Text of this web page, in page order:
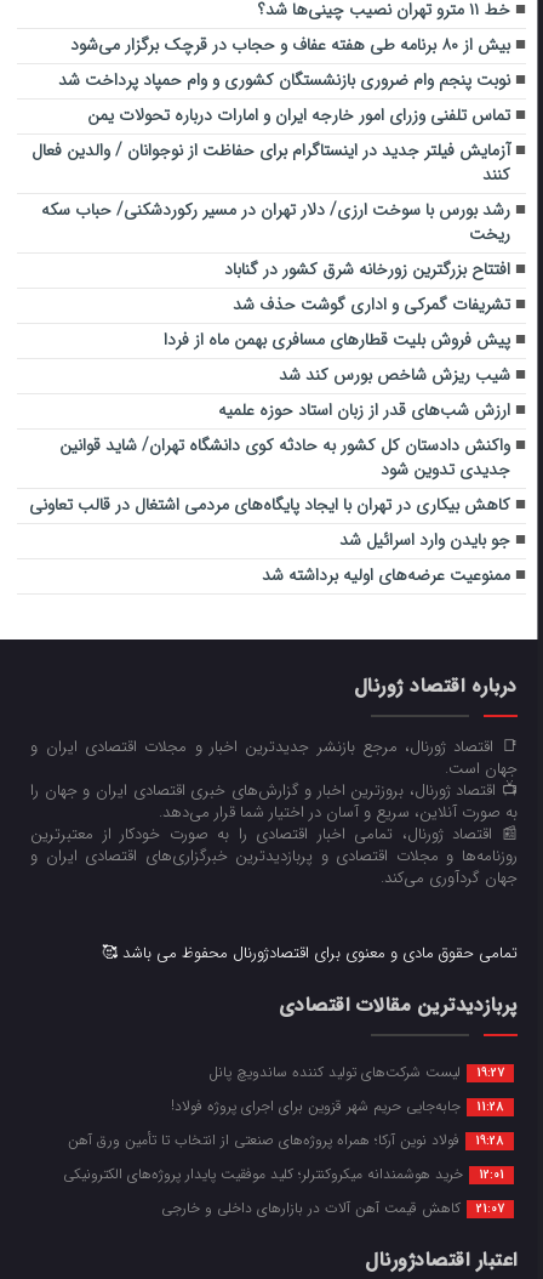
خط ۱۱ مترو تهران نصیب چینی‌ها شد؟
بیش از ۸۰ برنامه طی هفته عفاف و حجاب در قرچک برگزار می‌شود
نوبت پنجم وام ضروری بازنشستگان کشوری و وام حمپاد پرداخت شد
تماس تلفنی وزرای امور خارجه ایران و امارات درباره تحولات یمن
آزمایش فیلتر جدید در اینستاگرام برای حفاظت از نوجوانان / والدین فعال
کنند
رشد بورس با سوخت ارزی/ دلار تهران در مسیر رکوردشکنی/ حباب سکه
ریخت
افتتاح بزرگترین زورخانه شرق کشور در گناباد
تشریفات گمرکی و اداری گوشت حذف شد
پیش فروش بلیت‌ قطارهای مسافری بهمن ماه از فردا
شیب ریزش شاخص بورس کند شد
ارزش شب‌های قدر از زبان استاد حوزه علمیه
واکنش دادستان کل کشور به حادثه کوی دانشگاه تهران/ شاید قوانین
جدیدی تدوین شود
کاهش بیکاری در تهران با ایجاد پایگاه‌های مردمی اشتغال در قالب تعاونی
جو بایدن وارد اسرائیل شد
ممنوعیت عرضه‌های اولیه برداشته شد
درباره اقتصاد ژورنال
📑 اقتصاد ژورنال، مرجع بازنشر جدیدترین اخبار و مجلات اقتصادی ایران و
جهان است.
📺 اقتصاد ژورنال، بروزترین اخبار و گزارش‌های خبری اقتصادی ایران و جهان را
به صورت آنلاین، سریع و آسان در اختیار شما قرار می‌‌دهد.
📰 اقتصاد ژورنال، تمامی اخبار اقتصادی را به صورت خودکار از معتبرترین
روزنامه‌ها و مجلات اقتصادی و پربازدیدترین خبرگزاری‌های اقتصادی ایران و
جهان گردآوری می‌کند.
تمامی حقوق مادی و معنوی برای اقتصادژورنال محفوظ می باشد 🥰
پربازدیدترین مقالات اقتصادی
19:27 لیست شرکت‌های تولید کننده ساندویچ پانل
11:28 جابه‌جایی حریم شهر قزوین برای اجرای پروژه فولاد!
19:28 فولاد نوین آرکا؛ همراه پروژه‌های صنعتی از انتخاب تا تأمین ورق آهن
12:01 خرید هوشمندانه میکروکنترلر؛ کلید موفقیت پایدار پروژه‌های الکترونیکی
21:07 کاهش قیمت آهن آلات در بازارهای داخلی و خارجی
اعتبار اقتصادژورنال